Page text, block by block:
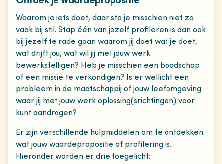
Waarom je iets doet, daar sta je misschien niet zo
vaak bij stil. Stap één van jezelf profileren is dan ook
bij jezelf te rade gaan waarom jij doet wat je doet,
wat drijft jou, wat wil jij met jouw werk
bewerkstelligen? Heb je misschien een boodschap
of een missie te verkondigen? Is er wellicht een
probleem in de maatschappij of jouw leefomgeving
waar jij met jouw werk oplossing(srichtingen) voor
kunt aandragen?
Er zijn verschillende hulpmiddelen om te ontdekken
wat jouw waardepropositie of profilering is.
Hieronder worden er drie toegelicht: